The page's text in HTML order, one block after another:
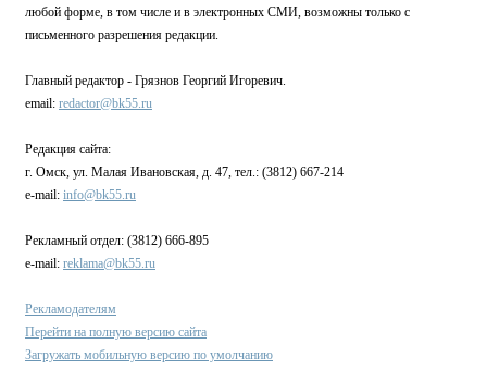
любой форме, в том числе и в электронных СМИ, возможны только с
письменного разрешения редакции.
Главный редактор - Грязнов Георгий Игоревич.
email: redactor@bk55.ru
Редакция сайта:
г. Омск, ул. Малая Ивановская, д. 47, тел.: (3812) 667-214
e-mail: info@bk55.ru
Рекламный отдел: (3812) 666-895
e-mail: reklama@bk55.ru
Рекламодателям
Перейти на полную версию сайта
Загружать мобильную версию по умолчанию